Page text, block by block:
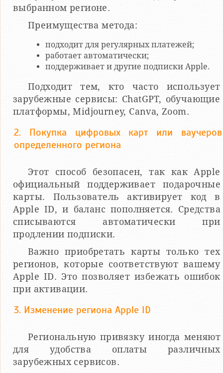
выбранном регионе.
Преимущества метода:
подходит для регулярных платежей;
работает автоматически;
поддерживает и другие подписки Apple.
Подходит тем, кто часто использует
зарубежные сервисы: ChatGPT, обучающие
платформы, Midjourney, Canva, Zoom.
2. Покупка цифровых карт или ваучеров
определенного региона
Этот способ безопасен, так как Apple
официальный поддерживает подарочные
карты. Пользователь активирует код в
Apple ID, и баланс пополняется. Средства
списываются автоматически при
продлении подписки.
Важно приобретать карты только тех
регионов, которые соответствуют вашему
Apple ID. Это позволяет избежать ошибок
при активации.
3. Изменение региона Apple ID
Региональную привязку иногда меняют
для удобства оплаты различных
зарубежных сервисов.